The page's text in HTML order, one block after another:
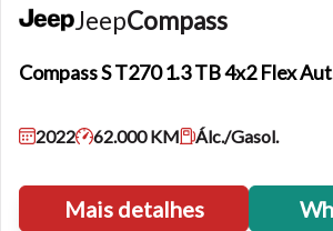
JeepCompass
CompassS T270 1.3 TB 4x2 Flex
2022 62.000 KM Álc./Gasol.
Mais detalhes